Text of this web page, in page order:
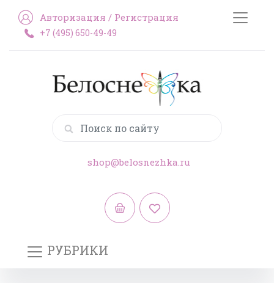
Авторизация / Регистрация
+7 (495) 650-49-49
shop@belosnezhka.ru
РУБРИКИ